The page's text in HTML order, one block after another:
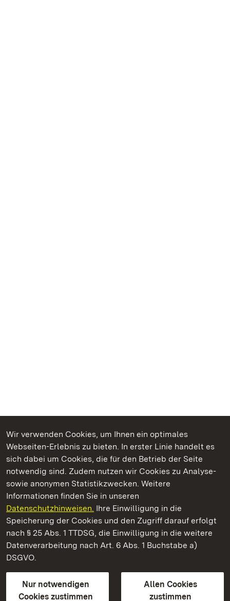
Wir verwenden Cookies, um Ihnen ein optimales
Webseiten-Erlebnis zu bieten. In erster Linie handelt es
sich dabei um Cookies, die für den Betrieb der Seite
notwendig sind. Zudem nutzen wir Cookies zu Analyse-
sowie anonymen Statistikzwecken. Weitere
Informationen finden Sie in unseren
Datenschutzhinweisen. Ihre Einwilligung in die
Speicherung der Cookies und den Zugriff darauf erfolgt
nach § 25 Abs. 1 TTDSG, die Einwilligung in die weitere
Datenverarbeitung nach Art. 6 Abs. 1 Buchstabe a)
DSGVO.
Nur notwendigen
Cookies zustimmen
Allen Cookies
zustimmen
Kommen. Staunen. Genießen.
Staatliche Schlösser und Gärten Baden‑Württemberg
Staatliche Schlösser und Gärten Baden-Württemberg
Kontakt
GebärdenspracheLeichte Sprache
Erklärung zur Barrierefreiheit
BITV-konform (geprüfte Seiten)